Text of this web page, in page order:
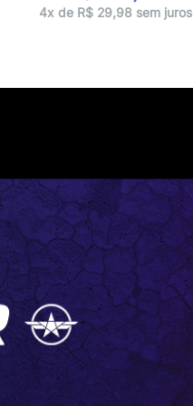
4x de R$ 29,98 sem juros